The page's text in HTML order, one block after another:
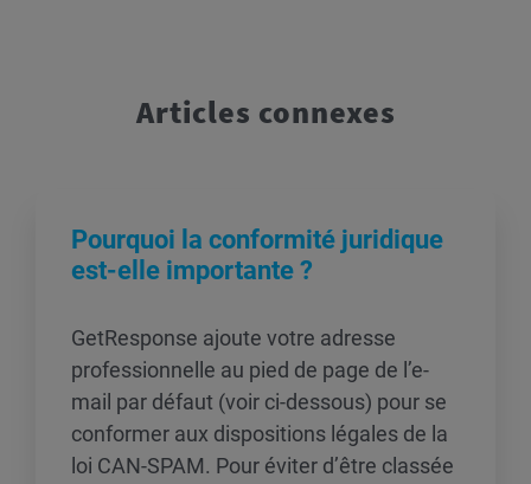
Articles connexes
Pourquoi la conformité juridique
est-elle importante ?
GetResponse ajoute votre adresse
professionnelle au pied de page de l’e-
mail par défaut (voir ci-dessous) pour se
conformer aux dispositions légales de la
loi CAN-SPAM. Pour éviter d’être classée